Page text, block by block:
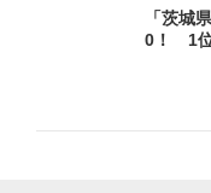
「茨城
0！ 1位